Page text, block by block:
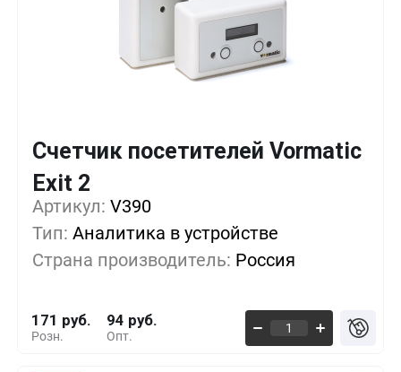
Счетчик посетителей Vormatic
Exit 2
Артикул: V390
Тип: Аналитика в устройстве
Страна производитель: Россия
Розн.
171 руб.
Опт.
94 руб.
1+ 0%
5+ -9%
10+ -19%